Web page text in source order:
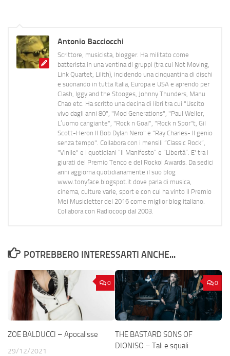
Antonio Bacciocchi
Scrittore, musicista, blogger. Ha militato come
batterista in una ventina di gruppi (tra cui Not Moving,
Link Quartet, Lilith), incidendo una cinquantina di dischi
e suonando in tutta Italia, Europa e USA e aprendo per
Clash, Iggy and the Stooges, Johnny Thunders, Manu
Chao etc. Ha scritto una decina di libri tra cui "Uscito
vivo dagli anni 80", "Mod Generations", "Paul Weller,
L’uomo cangiante", "Rock n Goal", "Rock n Spor"t, Gil
Scott-Heron Il Bob Dylan Nero" e "Ray Charles- Il genio
senza tempo". Collabora con i mensili “Classic Rock”,
"Vinile" e i quotidiani “Il Manifesto” e “Libertà”. E' tra i
giurati del Premio Tenco e del Rockol Awards. Da sedici
anni aggiorna quotidianamente il suo blog
www.tonyface.blogspot.it dove parla di musica,
cinema, culture varie, sport e con cui ha vinto il Premio
Mei Musicletter del 2016 come miglior blog italiano.
Collabora con Radiocoop dal 2003.
POTREBBERO INTERESSARTI ANCHE...
0
ZOE BALDUCCI – Apocalisse
29/12/2021
0
THE BASTARD SONS OF
DIONISO – Tali e squali